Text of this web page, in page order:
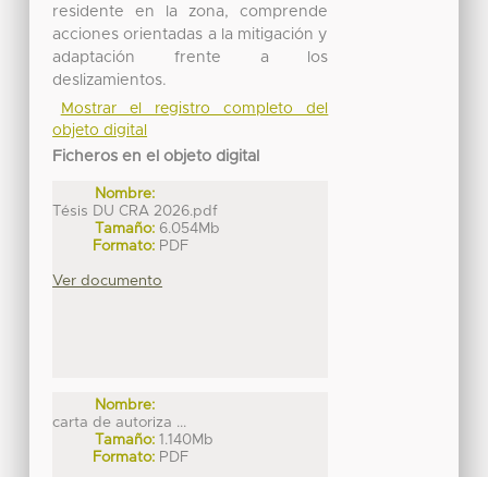
residente en la zona, comprende
acciones orientadas a la mitigación y
adaptación frente a los
deslizamientos.
Mostrar el registro completo del
objeto digital
Ficheros en el objeto digital
Nombre:
Tésis DU CRA 2026.pdf
Tamaño: 6.054Mb
Formato: PDF
Ver documento
Nombre:
carta de autoriza ...
Tamaño: 1.140Mb
Formato: PDF